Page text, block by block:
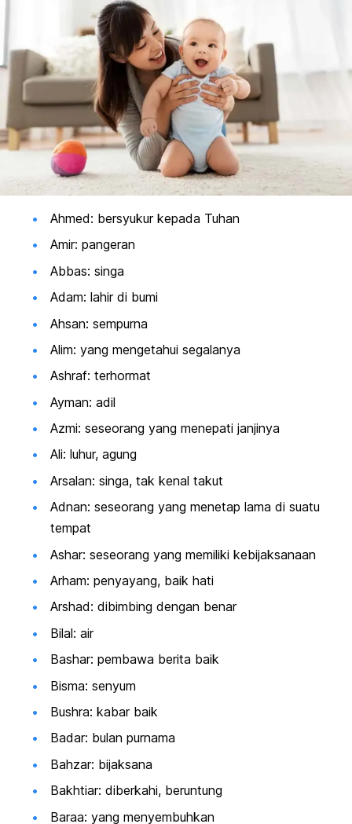
Ahmed: bersyukur kepada Tuhan
Amir: pangeran
Abbas: singa
Adam: lahir di bumi
Ahsan: sempurna
Alim: yang mengetahui segalanya
Ashraf: terhormat
Ayman: adil
Azmi: seseorang yang menepati janjinya
Ali: luhur, agung
Arsalan: singa, tak kenal takut
Adnan: seseorang yang menetap lama di suatu
tempat
Ashar: seseorang yang memiliki kebijaksanaan
Arham: penyayang, baik hati
Arshad: dibimbing dengan benar
Bilal: air
Bashar: pembawa berita baik
Bisma: senyum
Bushra: kabar baik
Badar: bulan purnama
Bahzar: bijaksana
Bakhtiar: diberkahi, beruntung
Baraa: yang menyembuhkan